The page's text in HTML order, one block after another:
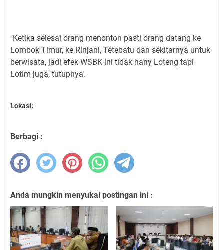
"Ketika selesai orang menonton pasti orang datang ke
Lombok Timur, ke Rinjani, Tetebatu dan sekitarnya untuk
berwisata, jadi efek WSBK ini tidak hany Loteng tapi
Lotim juga,"tutupnya.
Lokasi:
Berbagi :
Anda mungkin menyukai postingan ini :